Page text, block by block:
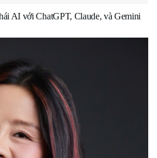
AI với ChatGPT, Claude, và Gemini